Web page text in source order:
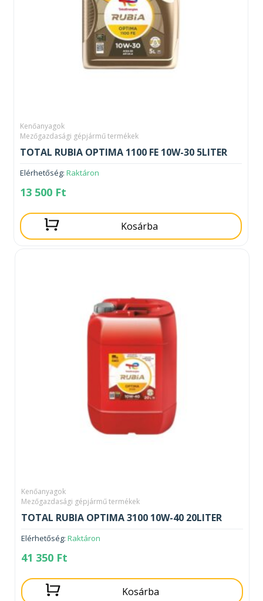
Kenőanyagok
Mezőgazdasági gépjármű termékek
TOTAL RUBIA OPTIMA 1100 FE 10W-30 5LITER
Elérhetőség: Raktáron
13 500 Ft
Kosárba
Kenőanyagok
Mezőgazdasági gépjármű termékek
TOTAL RUBIA OPTIMA 3100 10W-40 20LITER
Elérhetőség: Raktáron
41 350 Ft
Kosárba